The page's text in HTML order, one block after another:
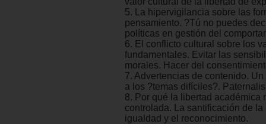
5. La hipervigilancia sobre las
pensamiento. ?Tú no puedes
políticas en gestión del
6. El conflicto cultural sobre los
fundamentales. Evitar las
morales. Hacer del
7. Advertencias de contenido.
a los ?temas difíciles?.
8. Por qué la libertad académica
controlada. La santificación de
igualdad y el reconocimiento.